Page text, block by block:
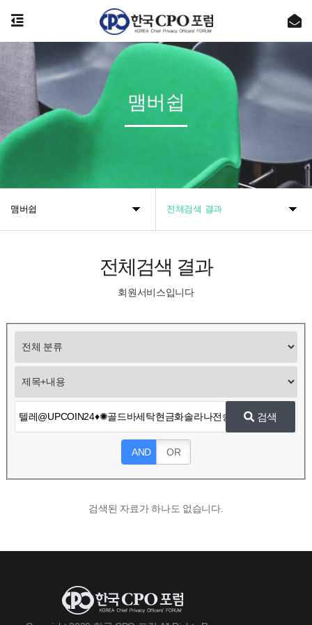
[공지] 사무국 이전 및 신규 주소 안내
온라인 (개인)정보보호교육 플랫폼 [시큐리티 에듀팜]의 공식 오픈을 알립니다.
제143차 Privacy Round Up 안내
맴버쉽 전체검색 결과
맴버쉽
전체검색 결과
회원서비스입니다
검색
AND OR
검색된 자료가 하나도 없습니다.